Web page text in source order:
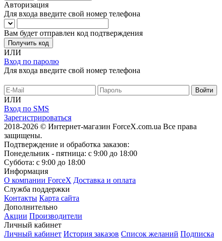
Авторизация
Для входа введите свой номер телефона
Вам будет отправлен код подтверждения
Получить код
ИЛИ
Вход по паролю
Для входа введите свой номер телефона
ИЛИ
Вход по SMS
Зарегистрироваться
2018-2026 © Интернет-магазин ForceX.com.ua Все права
защищены.
Подтверждение и обработка заказов:
Понедельник - пятница: с 9:00 до 18:00
Суббота: с 9:00 до 18:00
Информация
О компании ForceX Доставка и оплата
Служба поддержки
Контакты Карта сайта
Дополнительно
Акции Производители
Личный кабинет
Личный кабинет История заказов Список желаний Подписка